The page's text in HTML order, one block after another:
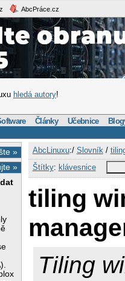
AbcPráce.cz
hledá autory!
Články Učebnice
»
»
AbcLinuxu:/ Slovník/
Štítky: klávesnice
tiling
Tiling